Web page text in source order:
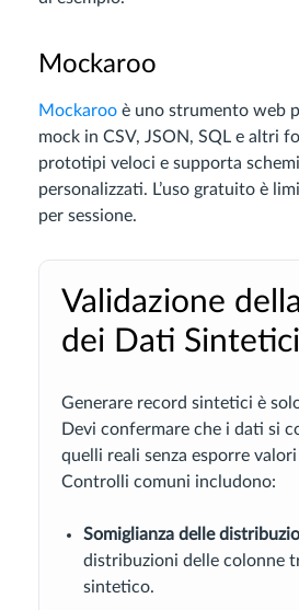
Mockaroo
Mockaroo è uno strumento web
mock in CSV, JSON, SQL e altri
prototipi veloci e supporta
personalizzati. L’uso gratuito è
per sessione.
Validazione
dei Dati Sintetici
Generare record sintetici è
Devi confermare che i dati si
quelli reali senza esporre
Controlli comuni includono:
Somiglianza delle
distribuzioni delle colonne
sintetico.